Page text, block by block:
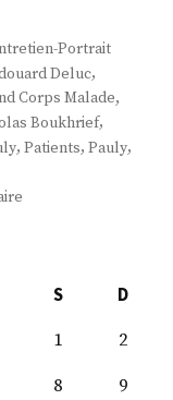
Portrait
Deluc,
Corps Malade,
Boukhrief,
, Patients, Pauly,
S
D
1
2
8
9